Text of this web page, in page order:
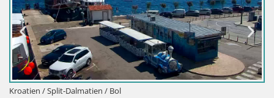
Kroatien / Split-Dalmatien / Bol